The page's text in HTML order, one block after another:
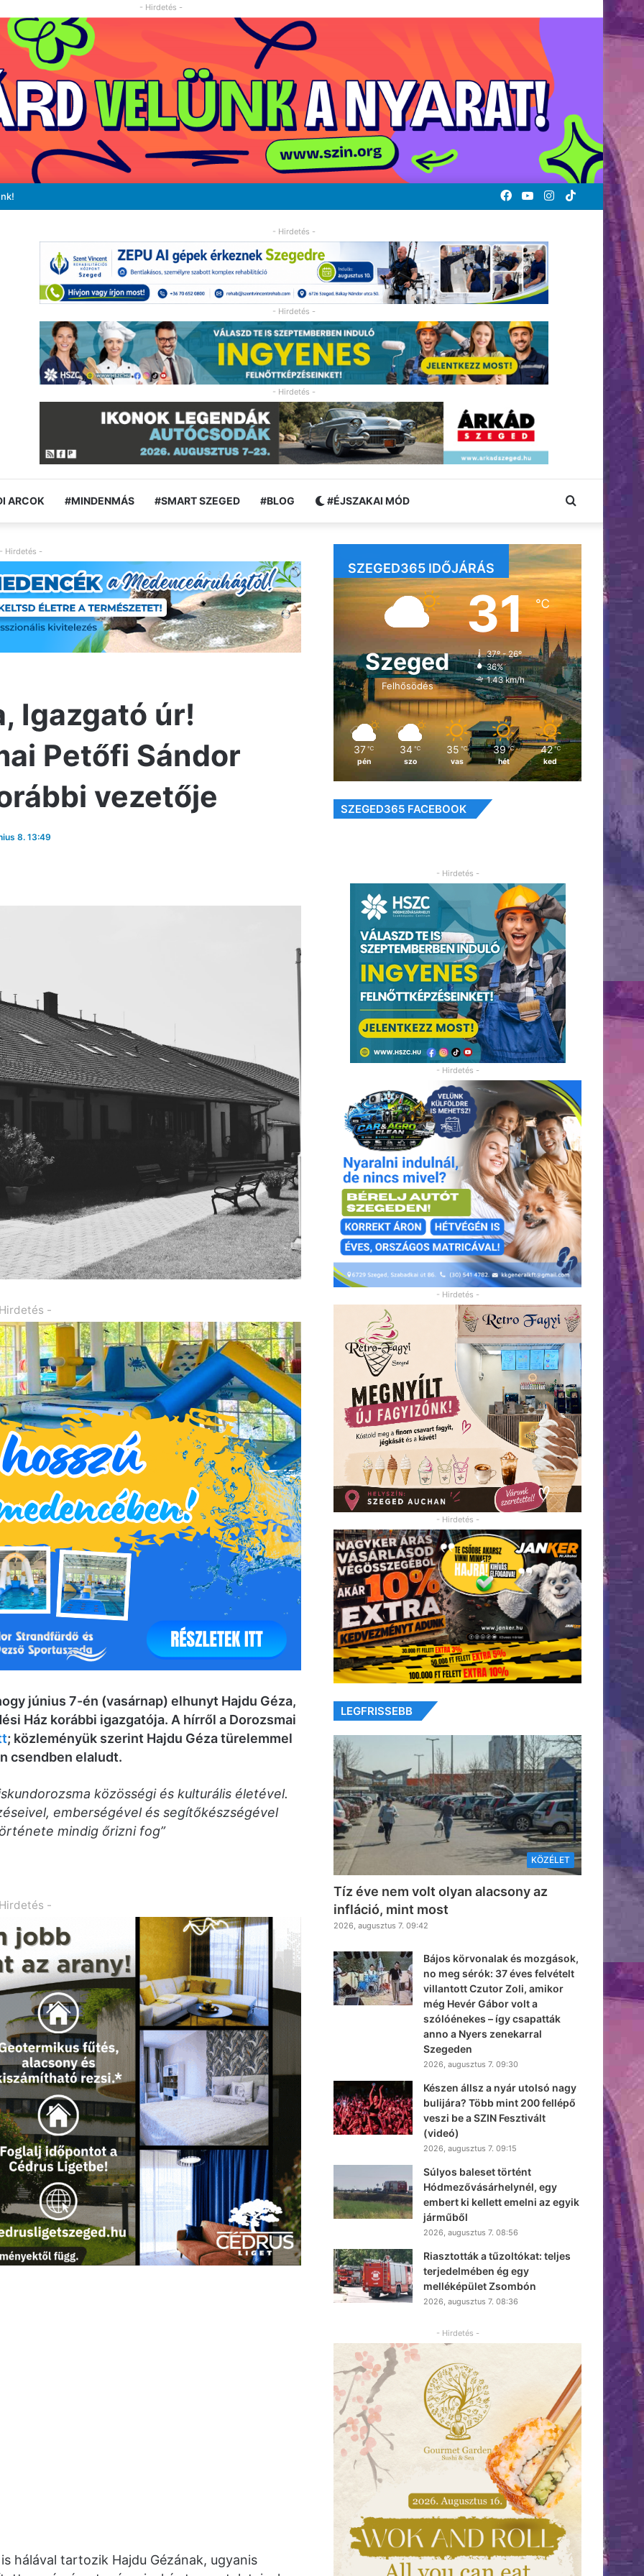
- Hirdetés -
TikTok
Instagram
YouTube
Facebook
- Hirdetés -
- Hirdetés -
- Hirdetés -
ARCOK #MINDENMÁS #SMART SZEGED #BLOG #ÉJSZAKAI MÓD Keresés:
- Hirdetés -
Igazgató úr!
Petőfi Sándor
vezetője
8. 13:49
-
június 7-én (vasárnap) elhunyt Hajdu Géza,
Ház korábbi igazgatója. A hírről a Dorozsmai
; közleményük szerint Hajdu Géza türelemmel
csendben elaludt.
közösségi és kulturális életével.
emberségével és segítőkészségével
mindig őrizni fog”
-
hálával tartozik Hajdu Gézának, ugyanis
SZEGED365 IDŐJÁRÁS
Szeged
Felhősödés
31℃
37º - 26º
36%
1.43 km/h
37 ℃
pén
34 ℃
szo
35 ℃
vas
39 ℃
hét
42 ℃
ked
SZEGED365 FACEBOOK
- Hirdetés -
- Hirdetés -
- Hirdetés -
- Hirdetés -
LEGFRISSEBB
KÖZÉLET
Tíz éve nem volt olyan alacsony az
infláció, mint most
2026, augusztus 7. 09:42
Bájos körvonalak és mozgások,
no meg sérók: 37 éves felvételt
villantott Czutor Zoli, amikor
még Hevér Gábor volt a
szólóénekes – így csapatták
anno a Nyers zenekarral
Szegeden
2026, augusztus 7. 09:30
Készen állsz a nyár utolsó nagy
bulijára? Több mint 200 fellépő
veszi be a SZIN Fesztivált
(videó)
2026, augusztus 7. 09:15
Súlyos baleset történt
Hódmezővásárhelynél, egy
embert ki kellett emelni az egyik
járműből
2026, augusztus 7. 08:56
Riasztották a tűzoltókat: teljes
terjedelmében ég egy
melléképület Zsombón
2026, augusztus 7. 08:36
- Hirdetés -